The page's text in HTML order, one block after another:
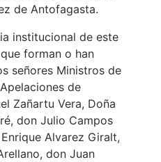
de Antofagasta.
institucional de este
forman o han
señores Ministros de
de
Zañartu Vera, Doña
don Julio Campos
Alvarez Giralt,
don Juan